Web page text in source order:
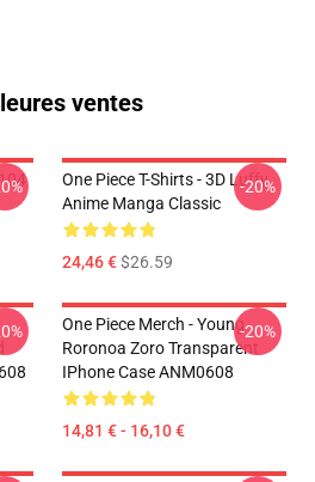
ventes
One Piece T-Shirts - 3D Luffy
Anime Manga Classic
24,46 €$26.59
-20%
One Piece Merch - Young
Roronoa Zoro Transparent
IPhone Case ANM0608
14,81 € - 16,10 €
-20%